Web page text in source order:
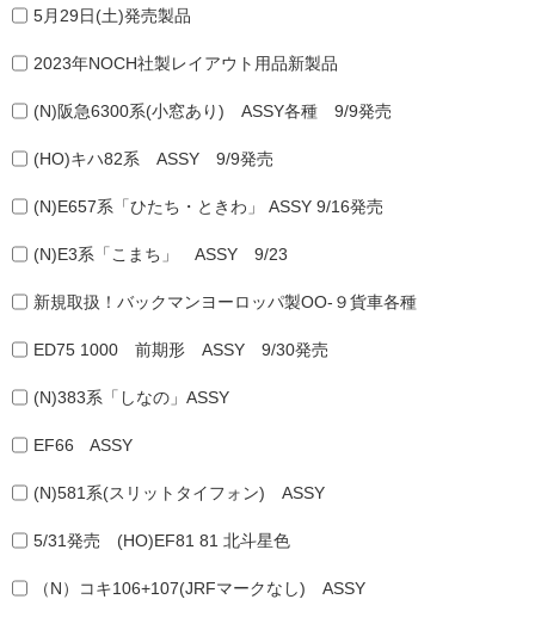
5月29日(土)発売製品
2023年NOCH社製レイアウト用品新製品
(N)阪急6300系(小窓あり) ASSY各種 9/9発売
(HO)キハ82系 ASSY 9/9発売
(N)E657系「ひたち・ときわ」 ASSY 9/16発売
(N)E3系「こまち」 ASSY 9/23
新規取扱！バックマンヨーロッパ製OO-９貨車各種
ED75 1000 前期形 ASSY 9/30発売
(N)383系「しなの」ASSY
EF66 ASSY
(N)581系(スリットタイフォン) ASSY
5/31発売 (HO)EF81 81 北斗星色
（N）コキ106+107(JRFマークなし) ASSY